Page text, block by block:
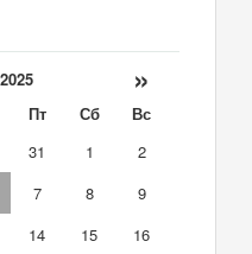
»
Пт Сб
Вс
31 1
2
7 8
9
14 15
16